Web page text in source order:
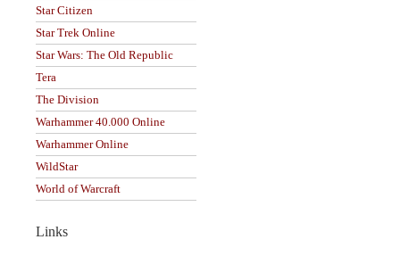
Star Citizen
Star Trek Online
Star Wars: The Old Republic
Tera
The Division
Warhammer 40.000 Online
Warhammer Online
WildStar
World of Warcraft
Links